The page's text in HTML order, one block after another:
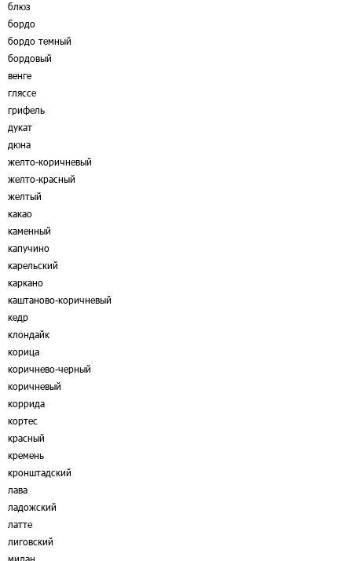
блюз
бордо
бордо темный
бордовый
венге
гляссе
грифель
дукат
дюна
желто-коричневый
желто-красный
желтый
какао
каменный
капучино
карельский
каркано
каштаново-коричневый
кедр
клондайк
корица
коричнево-черный
коричневый
коррида
кортес
красный
кремень
кронштадский
лава
ладожский
латте
лиговский
милан